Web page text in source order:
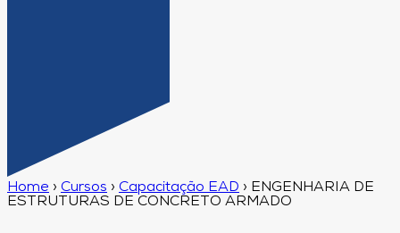
Home › Cursos › Capacitação EAD › ENGENHARIA DE
ESTRUTURAS DE CONCRETO ARMADO